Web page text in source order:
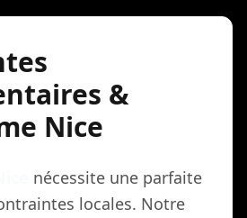
&
Nice
nécessite une parfaite
locales. Notre